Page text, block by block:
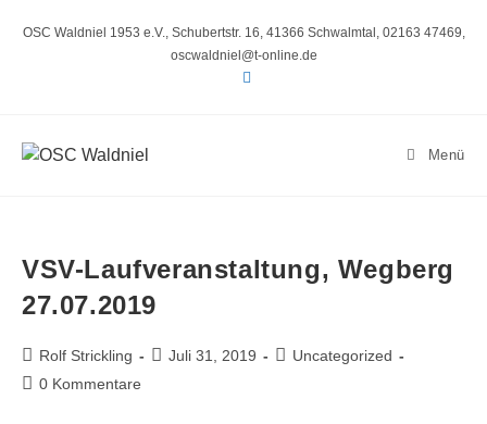
InhaltOSC Waldniel 1953 e.V., Schubertstr. 16, 41366 Schwalmtal, 02163 47469,
oscwaldniel@t-online.de
Menü
VSV-Laufveranstaltung, Wegberg
27.07.2019
Beitrags-
Autor:
Rolf Strickling
Beitrag
Juli 31, 2019
Beitrags-
Uncategorized
Beitrags-
0 Kommentare